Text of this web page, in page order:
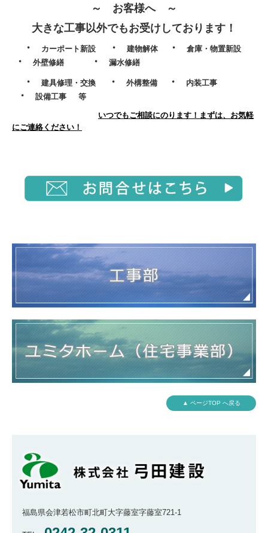
～ お客様へ ～
大きな工事以外でもお受けしております！
・
カーポート新設 ・ 建物解体 ・ 倉庫・物置新設
・ 外壁修繕 ・ 漏水修繕
・ 建具修理・交換 ・ 外構整備 ・ 内装工事
・ 設備工事 等
いつでもご相談にのります！まずは、お気軽
にご連絡ください！
▲ ページTOP へ戻る
福島県会津若松市町北町大字藤室字藤室721-1